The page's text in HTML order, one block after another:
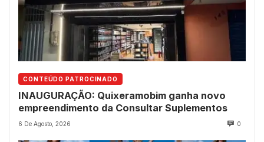
CONTEÚDO PATROCINADO
INAUGURAÇÃO: Quixeramobim ganha novo
empreendimento da Consultar Suplementos
6 De Agosto, 2026 0